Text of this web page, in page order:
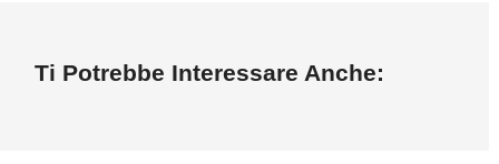
Ti Potrebbe Interessare Anche: